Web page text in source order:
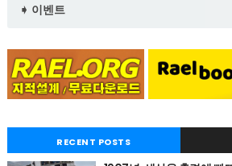
➧ 이벤트
RECENT POSTS